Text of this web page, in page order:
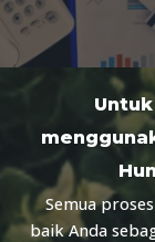
Semua
baik Anda